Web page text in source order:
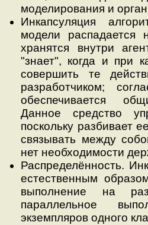
моделирования и
Инкапсуляция
модели распадается
хранятся внутри
"знает", когда и при
совершить те
разработчиком;
обеспечивается
Данное средство
поскольку разбивает
связывать между
нет необходимости
Распределённость.
естественным
выполнение на
параллельное
экземпляров одного